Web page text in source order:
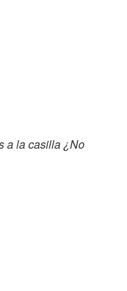
a la casilla¿No